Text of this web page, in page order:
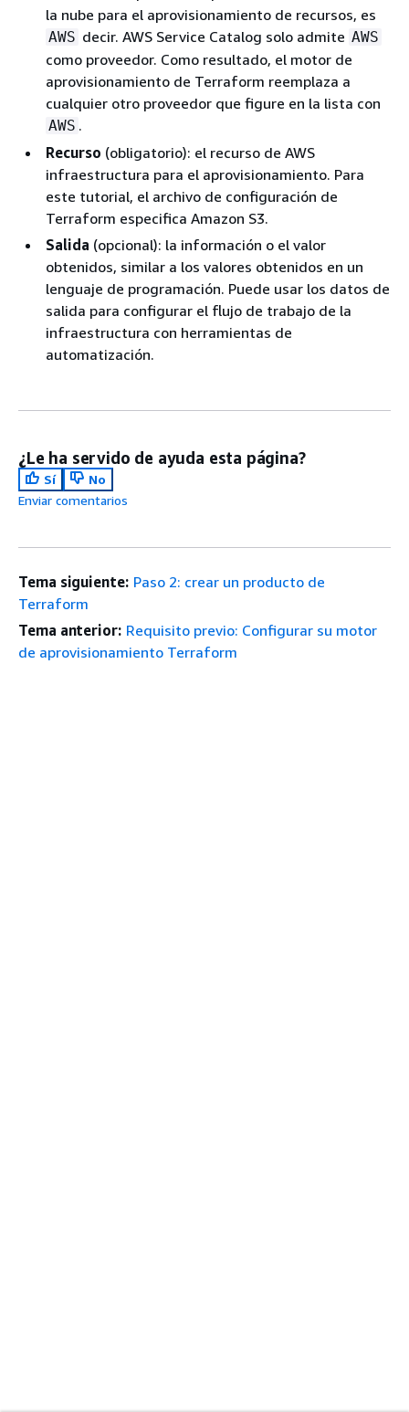
la nube para el aprovisionamiento de recursos, es
AWS decir. AWS Service Catalog solo admite AWS
como proveedor. Como resultado, el motor de
aprovisionamiento de Terraform reemplaza a
cualquier otro proveedor que figure en la lista con
AWS .
Recurso (obligatorio): el recurso de AWS
infraestructura para el aprovisionamiento. Para
este tutorial, el archivo de configuración de
Terraform especifica Amazon S3.
Salida (opcional): la información o el valor
obtenidos, similar a los valores obtenidos en un
lenguaje de programación. Puede usar los datos de
salida para configurar el flujo de trabajo de la
infraestructura con herramientas de
automatización.
¿Le ha servido de ayuda esta página?
Sí
No
Enviar comentarios
Tema siguiente: Paso 2: crear un producto de
Terraform
Tema anterior: Requisito previo: Configurar su motor
de aprovisionamiento Terraform